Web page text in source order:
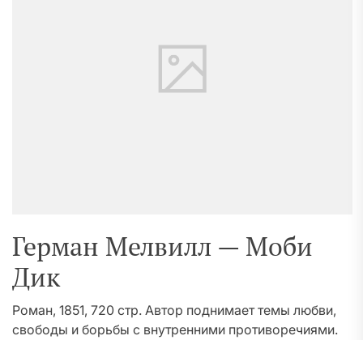
Герман Мелвилл — Моби
Дик
Роман, 1851, 720 стр. Автор поднимает темы любви,
свободы и борьбы с внутренними противоречиями.